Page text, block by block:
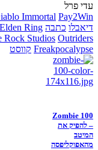
עדי פרל
Immortal Pay2Win
דיאבלו כתבה Elden Ring
Rock Studios Outriders
Freakpocalypse קווסט
Zombie 100
– להפיק את
המיטב
מהאפוקליפסה